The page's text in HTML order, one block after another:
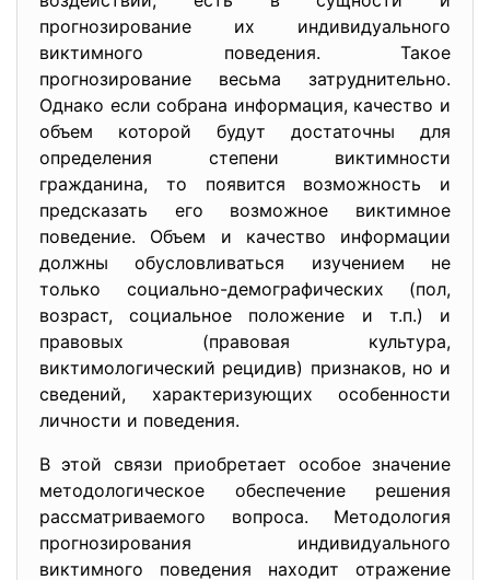
прогнозирование их индивидуального
виктимного поведения. Такое
прогнозирование весьма затруднительно.
Однако если собрана информация, качество и
объем которой будут достаточны для
определения степени виктимности
гражданина, то появится возможность и
предсказать его возможное виктимное
поведение. Объем и качество информации
должны обусловливаться изучением не
только социально-демографических (пол,
возраст, социальное положение и т.п.) и
правовых (правовая культура,
виктимологический рецидив) признаков, но и
сведений, характеризующих особенности
личности и поведения.
В этой связи приобретает особое значение
методологическое обеспечение решения
рассматриваемого вопроса. Методология
прогнозирования индивидуального
виктимного поведения находит отражение